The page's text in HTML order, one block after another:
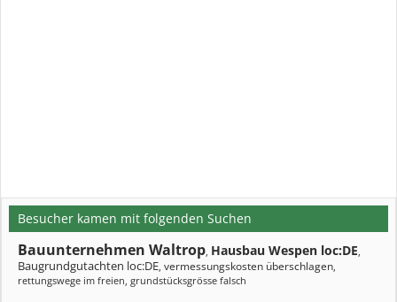
Besucher kamen mit folgenden Suchen
Bauunternehmen Waltrop, Hausbau Wespen loc:DE,
Baugrundgutachten loc:DE, vermessungskosten überschlagen,
rettungswege im freien, grundstücksgrösse falsch